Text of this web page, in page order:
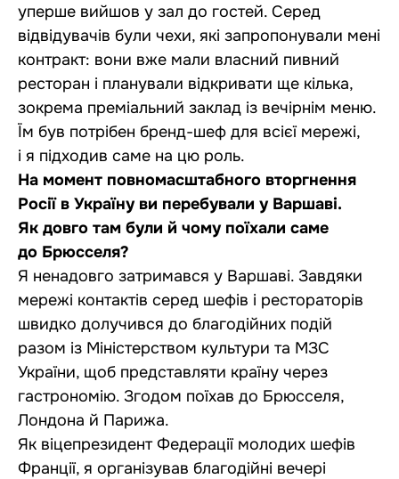
уперше вийшов у зал до гостей. Серед
відвідувачів були чехи, які запропонували мені
контракт: вони вже мали власний пивний
ресторан і планували відкривати ще кілька,
зокрема преміальний заклад із вечірнім меню.
Їм був потрібен бренд-шеф для всієї мережі,
і я підходив саме на цю роль.
На момент повномасштабного вторгнення
Росії в Україну ви перебували у Варшаві.
Як довго там були й чому поїхали саме
до Брюсселя?
Я ненадовго затримався у Варшаві. Завдяки
мережі контактів серед шефів і рестораторів
швидко долучився до благодійних подій
разом із Міністерством культури та МЗС
України, щоб представляти країну через
гастрономію. Згодом поїхав до Брюсселя,
Лондона й Парижа.
Як віцепрезидент Федерації молодих шефів
Франції, я організував благодійні вечері